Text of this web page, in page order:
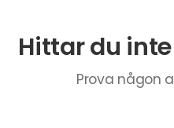
Hittar du
Prova någon